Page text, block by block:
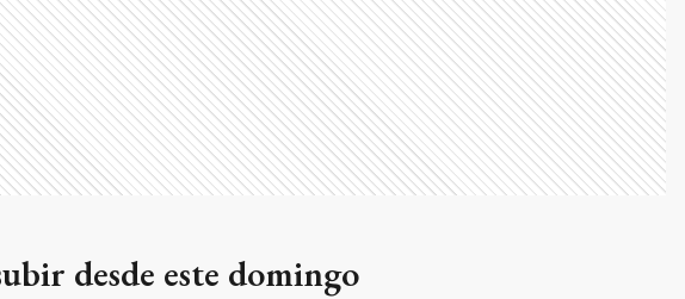
desde este domingo